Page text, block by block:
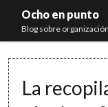
Ocho en punto
Blog sobre
Libros
La